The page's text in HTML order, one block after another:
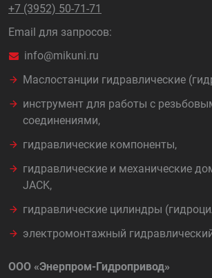
+7 (3952) 50-71-71
Email для запросов:
info@mikuni.ru
Маслостанции гидравлические
инструмент для работы с
соединениями,
гидравлические компоненты,
гидравлические и механические
JACK,
гидравлические цилиндры
электромонтажный
ООО «Энерпром-Гидропривод»